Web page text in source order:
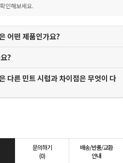
인해보세요.
어떤 제품인가요?
?
다른 민트 시럽과 차이점은 무엇이 다
문의하기
(0)
배송/반품/교환
안내